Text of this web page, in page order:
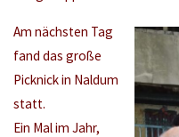
Am nächsten Tag
fand das große
Picknick in Naldum
statt.
Ein Mal im Jahr,